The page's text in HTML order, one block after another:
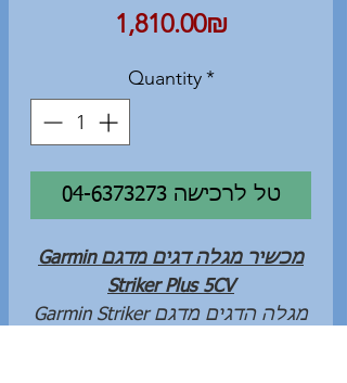
‏1,810.00 ‏₪Price
Quantity *
04-6373273 טל לרכישה
מכשיר מגלה דגים מדגםGarmin
Striker Plus 5CV
מגלה הדגים מדגםGarmin Striker